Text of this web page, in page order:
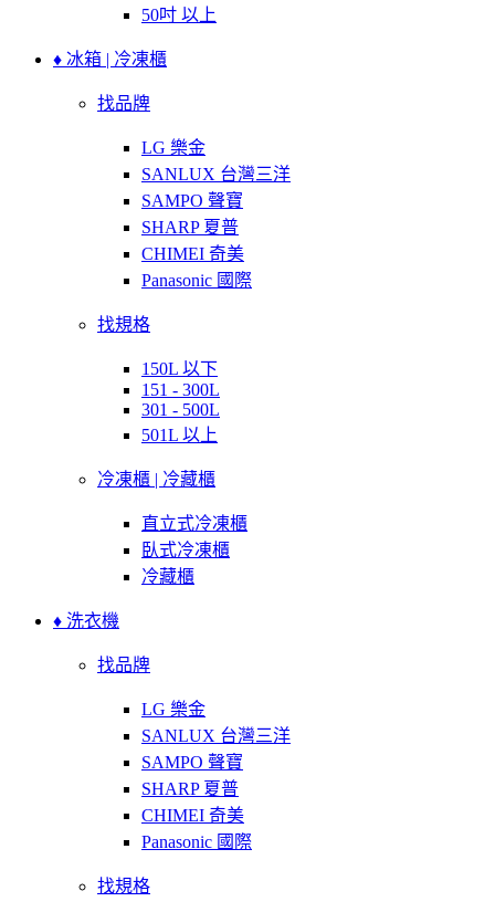
50吋 以上
♦ 冰箱 | 冷凍櫃
找品牌
LG 樂金
SANLUX 台灣三洋
SAMPO 聲寶
SHARP 夏普
CHIMEI 奇美
Panasonic 國際
找規格
150L 以下
151 - 300L
301 - 500L
501L 以上
冷凍櫃 | 冷藏櫃
直立式冷凍櫃
臥式冷凍櫃
冷藏櫃
♦ 洗衣機
找品牌
LG 樂金
SANLUX 台灣三洋
SAMPO 聲寶
SHARP 夏普
CHIMEI 奇美
Panasonic 國際
找規格